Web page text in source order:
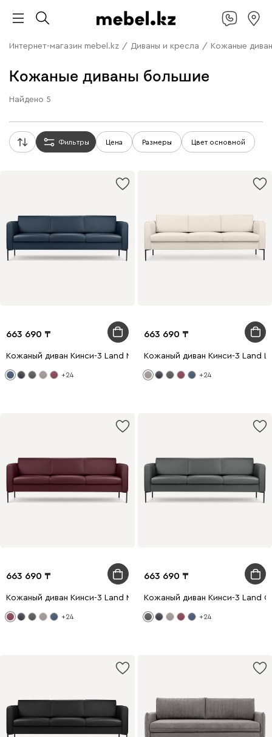
Интернет-магазин mebel.kz / Диваны и кресла / Кожаные
Кожаные диваны большие
Найдено 5
Фильтры Цена Размеры Цвет основной
663 690
Кожаный диван Кинси-3 Land Navy Blue
+24
663 690
Кожаный диван Кинси-3 Land
+24
663 690
Кожаный диван Кинси-3 Land Marsala
+24
663 690
Кожаный диван Кинси-3 Land
+24